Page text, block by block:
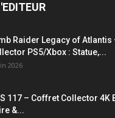
Raider Legacy of Atlantis
PS5/Xbox : Statue,...
2026
117 – Coffret Collector 4K
&...